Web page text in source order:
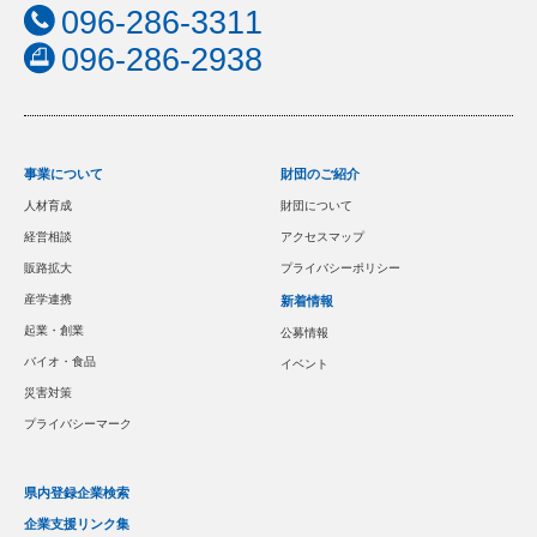
096-286-3311
096-286-2938
事業について
人材育成
経営相談
販路拡大
産学連携
起業・創業
バイオ・食品
災害対策
プライバシーマーク
財団のご紹介
財団について
アクセスマップ
プライバシーポリシー
新着情報
公募情報
イベント
県内登録企業検索
企業支援リンク集